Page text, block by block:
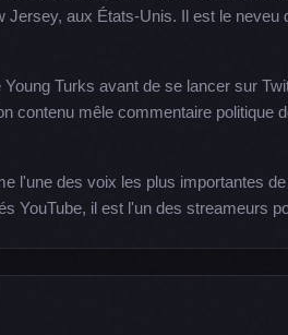
aux États-Unis. Il est le neveu
Turks avant de se lancer sur
contenu mêle commentaire politique
l'une des voix les plus importantes
YouTube, il est l'un des streameurs